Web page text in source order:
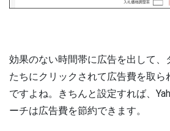
効果のない時間帯に広告を出して、
たちにクリックされて広告費を取ら
ですよね。きちんと設定すれば、
ーチは広告費を節約できます。